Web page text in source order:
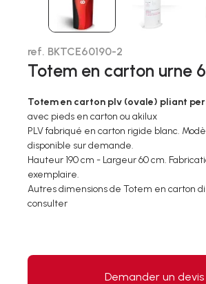
ref. BKTCE60190-2
Totem en carton urne
Totem en carton plv (ovale) pliant
avec pieds en carton ou akilux
PLV fabriqué en carton rigide blanc.
disponible sur demande.
Hauteur 190 cm - Largeur 60 cm.
exemplaire.
Autres dimensions de Totem en carton
consulter
Demander un devis